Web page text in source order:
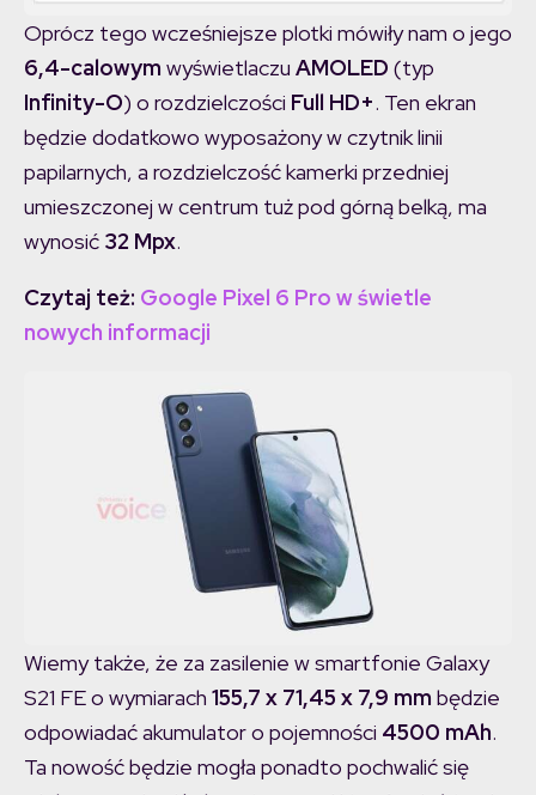
Oprócz tego wcześniejsze plotki mówiły nam o jego
6,4-calowym wyświetlaczu AMOLED (typ
Infinity-O) o rozdzielczości Full HD+. Ten ekran
będzie dodatkowo wyposażony w czytnik linii
papilarnych, a rozdzielczość kamerki przedniej
umieszczonej w centrum tuż pod górną belką, ma
wynosić 32 Mpx.
Czytaj też: Google Pixel 6 Pro w świetle
nowych informacji
Wiemy także, że za zasilenie w smartfonie Galaxy
S21 FE o wymiarach 155,7 x 71,45 x 7,9 mm będzie
odpowiadać akumulator o pojemności 4500 mAh.
Ta nowość będzie mogła ponadto pochwalić się